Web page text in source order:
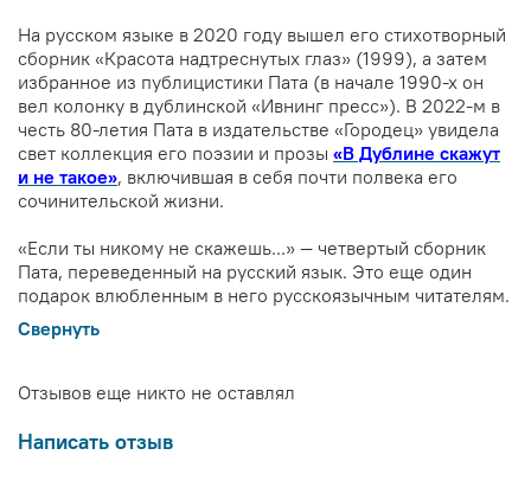
На русском языке в 2020 году вышел его стихотворный
сборник «Красота надтреснутых глаз» (1999), а затем
избранное из публицистики Пата (в начале 1990-х он
вел колонку в дублинской «Ивнинг пресс»). В 2022-м в
честь 80-летия Пата в издательстве «Городец» увидела
свет коллекция его поэзии и прозы «В Дублине скажут
и не такое», включившая в себя почти полвека его
сочинительской жизни.
«Если ты никому не скажешь...» — четвертый сборник
Пата, переведенный на русский язык. Это еще один
подарок влюбленным в него русскоязычным читателям.
Свернуть
Отзывов еще никто не оставлял
Написать отзыв